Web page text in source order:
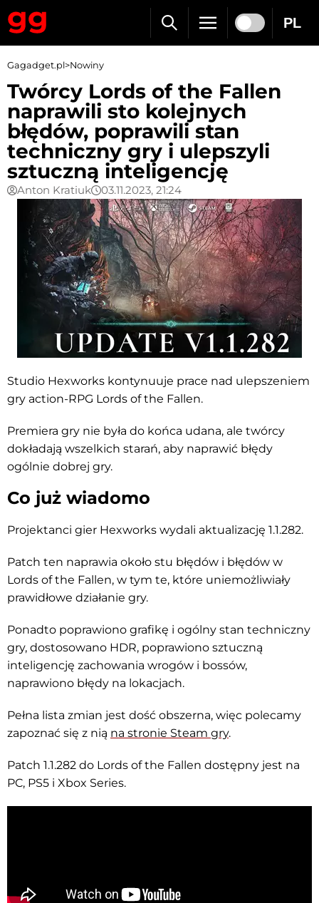
PL
Gagadget.pl>Nowiny
Twórcy Lords of the Fallen
naprawili sto kolejnych
błędów, poprawili stan
techniczny gry i ulepszyli
sztuczną inteligencję
Anton Kratiuk 03.11.2023, 21:24
Studio Hexworks kontynuuje prace nad ulepszeniem
gry action-RPG Lords of the Fallen.
Premiera gry nie była do końca udana, ale twórcy
dokładają wszelkich starań, aby naprawić błędy
ogólnie dobrej gry.
Co już wiadomo
Projektanci gier Hexworks wydali aktualizację 1.1.282.
Patch ten naprawia około stu błędów i błędów w
Lords of the Fallen, w tym te, które uniemożliwiały
prawidłowe działanie gry.
Ponadto poprawiono grafikę i ogólny stan techniczny
gry, dostosowano HDR, poprawiono sztuczną
inteligencję zachowania wrogów i bossów,
naprawiono błędy na lokacjach.
Pełna lista zmian jest dość obszerna, więc polecamy
zapoznać się z nią na stronie Steam gry.
Patch 1.1.282 do Lords of the Fallen dostępny jest na
PC, PS5 i Xbox Series.